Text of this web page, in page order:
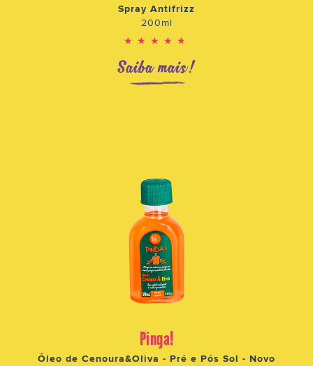
Spray Antifrizz
200ml
★★★★★
Saiba mais!
Pinga!
Óleo de Cenoura&Oliva - Pré e Pós Sol - Novo